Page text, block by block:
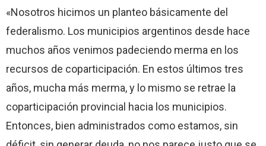
«Nosotros hicimos un planteo básicamente del
federalismo. Los municipios argentinos desde hace
muchos años venimos padeciendo merma en los
recursos de coparticipación. En estos últimos tres
años, mucha más merma, y lo mismo se retrae la
coparticipación provincial hacia los municipios.
Entonces, bien administrados como estamos, sin